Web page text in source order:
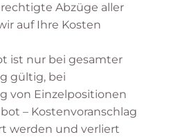
Abzüge aller
auf Ihre Kosten
ist nur bei gesamter
gültig, bei
von Einzelpositionen
– Kostenvoranschlag
werden und verliert